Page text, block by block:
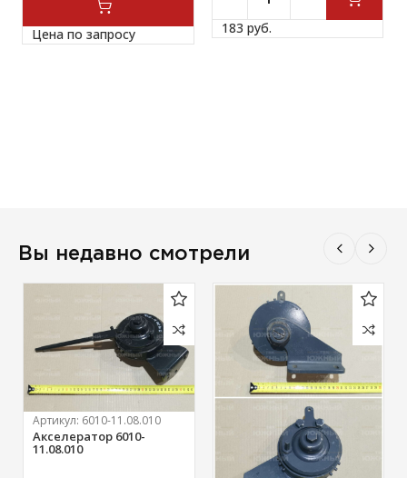
Цена по запросу 183 руб.
Вы недавно смотрели
Артикул: 6010-11.08.010
Акселератор 6010-
11.08.010